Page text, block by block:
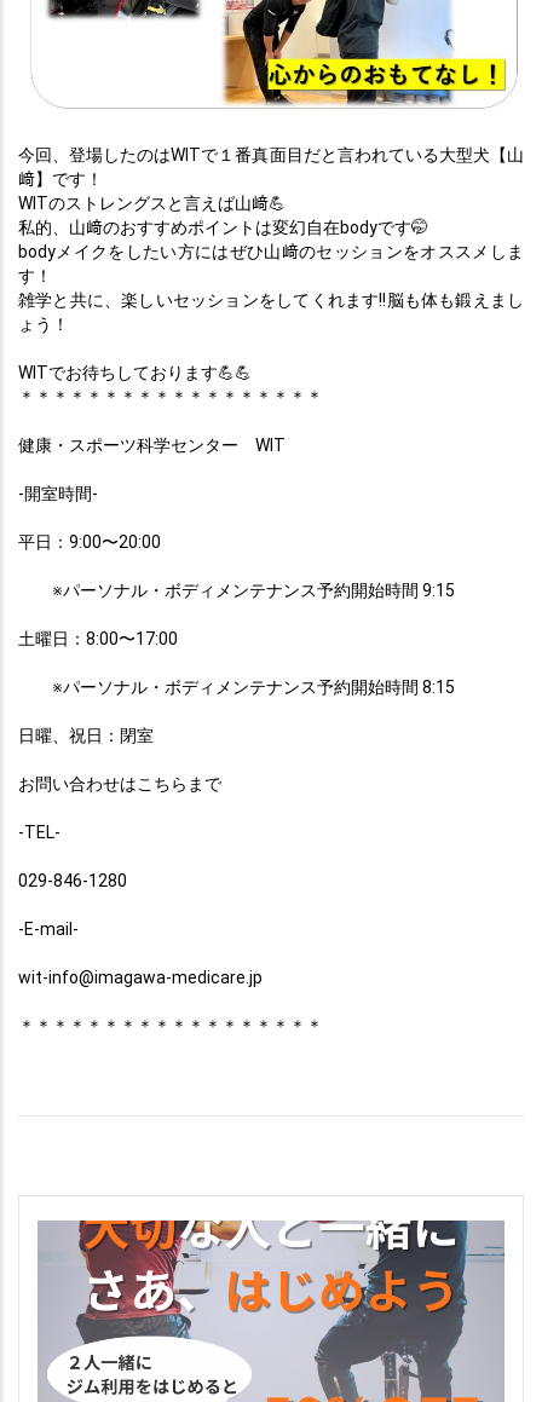
今回、登場したのはWITで１番真面目だと言われている大型犬【山
﨑】です！
WITのストレングスと言えば山﨑💪
私的、山﨑のおすすめポイントは変幻自在bodyです🤭
bodyメイクをしたい方にはぜひ山﨑のセッションをオススメしま
す！
雑学と共に、楽しいセッションをしてくれます!!脳も体も鍛えまし
ょう！
WITでお待ちしております💪💪
＊＊＊＊＊＊＊＊＊＊＊＊＊＊＊＊＊＊
健康・スポーツ科学センター　WIT
-開室時間-
平日：9:00〜20:00
※パーソナル・ボディメンテナンス予約開始時間 9:15
土曜日：8:00〜17:00
※パーソナル・ボディメンテナンス予約開始時間 8:15
日曜、祝日：閉室
お問い合わせはこちらまで
-TEL-
029-846-1280
-E-mail-
wit-info@imagawa-medicare.jp
＊＊＊＊＊＊＊＊＊＊＊＊＊＊＊＊＊＊